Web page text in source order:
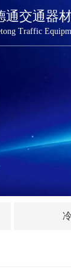
通交通器
Traffic